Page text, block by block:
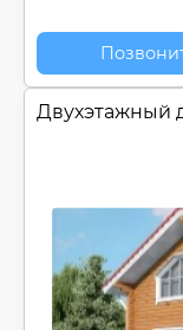
Двухэтажный